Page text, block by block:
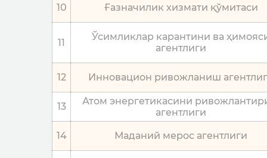
10 Ғазначилик хизмати қўмитаси
11
Ўсимликлар карантини ва
агентлиги
12 Инновацион ривожланиш
13
Атом энергетикасини
агентлиги
14 Маданий мерос агентлиги